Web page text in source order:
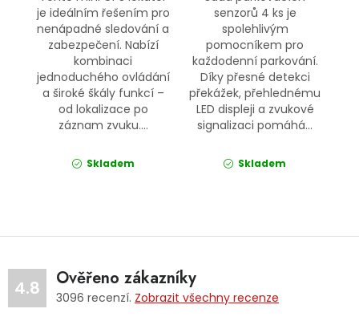
je ideálním řešením pro
nenápadné sledování a
zabezpečení. Nabízí
kombinaci
jednoduchého ovládání
a široké škály funkcí –
od lokalizace po
záznam zvuku....
Skladem
senzorů 4 ks je
spolehlivým
pomocníkem pro
každodenní parkování.
Díky přesné detekci
překážek, přehlednému
LED displeji a zvukové
signalizaci pomáhá...
Skladem
4.8 Ověřeno zákazníky
3096 recenzí. Zobrazit všechny recenze